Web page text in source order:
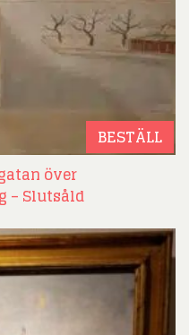
BESTÄLL
över
– Slutsåld